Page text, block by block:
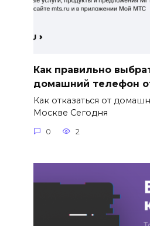
Как правильно
домашний телефон
Как отказаться от
Москве Сегодня
0 2